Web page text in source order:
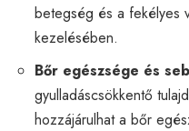
betegség és a fekélyes
kezelésében.
Bőr egészsége és
gyulladáscsökkentő
hozzájárulhat a bőr